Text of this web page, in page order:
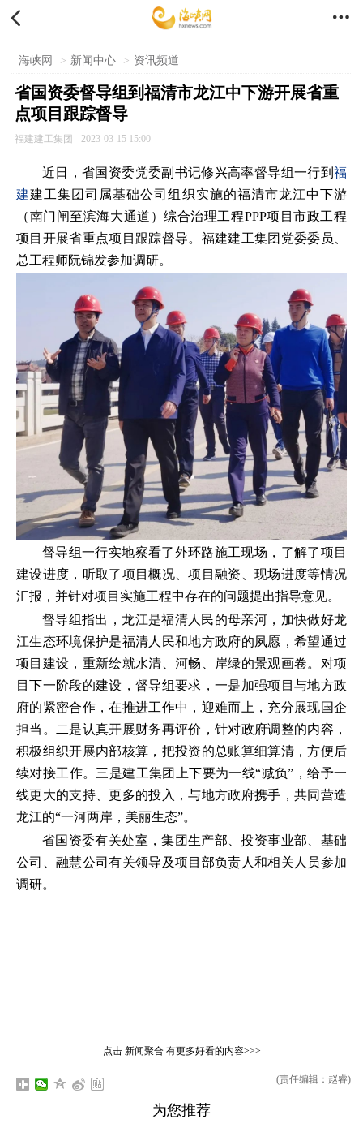
 
海峡网 > 新闻中心 > 资讯频道
省国资委督导组到福清市龙江中下游开展省重
点项目跟踪督导
福建建工集团 2023-03-15 15:00
近日，省国资委党委副书记修兴高率督导组一行到 福
建建工集团司属基础公司组织实施的福清市龙江中下游
（南门闸至滨海大通道）综合治理工程PPP项目市政工程
项目开展省重点项目跟踪督导。福建建工集团党委委员、
总工程师阮锦发参加调研。
督导组一行实地察看了外环路施工现场，了解了项目
建设进度，听取了项目概况、项目融资、现场进度等情况
汇报，并针对项目实施工程中存在的问题提出指导意见。
督导组指出，龙江是福清人民的母亲河，加快做好龙
江生态环境保护是福清人民和地方政府的夙愿，希望通过
项目建设，重新绘就水清、河畅、岸绿的景观画卷。对项
目下一阶段的建设，督导组要求，一是加强项目与地方政
府的紧密合作，在推进工作中，迎难而上，充分展现国企
担当。二是认真开展财务再评价，针对政府调整的内容，
积极组织开展内部核算，把投资的总账算细算清，方便后
续对接工作。三是建工集团上下要为一线“减负”，给予一
线更大的支持、更多的投入，与地方政府携手，共同营造
龙江的“一河两岸，美丽生态”。
省国资委有关处室，集团生产部、投资事业部、基础
公司、融慧公司有关领导及项目部负责人和相关人员参加
调研。
点击 新闻聚合有更多好看的内容>>>
(责任编辑：赵睿)
为您推荐